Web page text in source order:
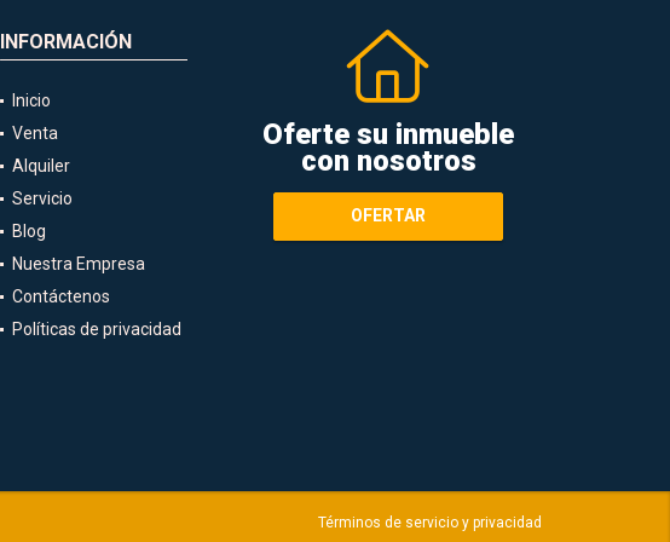
INFORMACIÓN
Inicio
Venta
Alquiler
Servicio
Blog
Nuestra Empresa
Contáctenos
Políticas de privacidad
Oferte su inmueble
con nosotros
OFERTAR
Términos de servicio y privacidad